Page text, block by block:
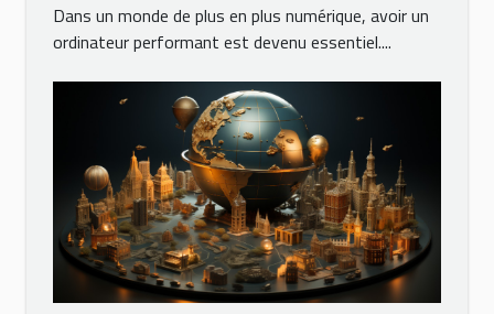
Dans un monde de plus en plus numérique, avoir un
ordinateur performant est devenu essentiel....